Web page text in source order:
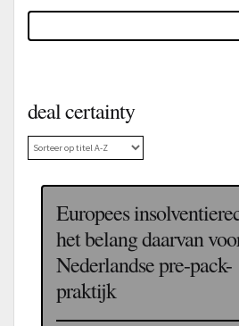
deal certainty
Europees
het belang daarvan
Nederlandse pre-pack-
praktijk